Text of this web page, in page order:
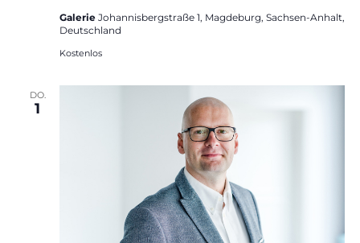
Galerie Johannisbergstraße 1, Magdeburg, Sachsen-Anhalt,
Deutschland
Kostenlos
DO.
1